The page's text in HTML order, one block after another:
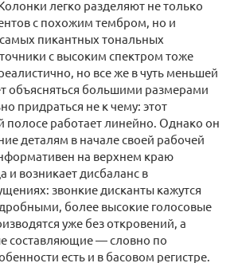
легко разделяют не только
с похожим тембром, но и
пикантных тональных
с высоким спектром тоже
но все же в чуть меньшей
объясняться большими размерами
придраться не к чему: этот
полосе работает линейно. Однако он
деталям в начале своей рабочей
на верхнем краю
и возникает дисбаланс в
звонкие дисканты кажутся
более высокие голосовые
уже без откровений, а
составляющие — словно по
есть и в басовом регистре.